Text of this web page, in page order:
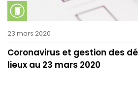
23 mars 2020
Coronavirus et gestion des
lieux au 23 mars 2020